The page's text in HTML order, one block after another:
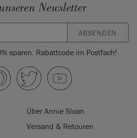
Newsletter
ABSENDEN
sparen. Rabattcode im Postfach!
Über Annie Sloan
Versand & Retouren